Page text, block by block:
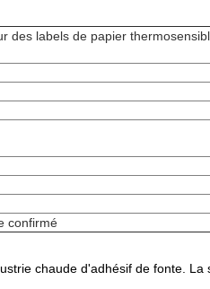
des labels de papier
confirmé
chaude d'adhésif de fonte. La